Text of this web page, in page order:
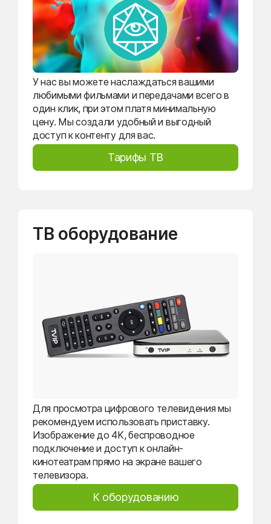
У нас вы можете наслаждаться вашими
любимыми фильмами и передачами всего в
один клик, при этом платя минимальную
цену. Мы создали удобный и выгодный
доступ к контенту для вас.
Тарифы ТВ
ТВ оборудование
Для просмотра цифрового телевидения мы
рекомендуем использовать приставку.
Изображение до 4K, беспроводное
подключение и доступ к онлайн-
кинотеатрам прямо на экране вашего
телевизора.
К оборудованию